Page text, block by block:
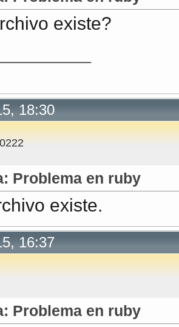
existe?
18:30
Problema en ruby
existe.
16:37
Problema en ruby